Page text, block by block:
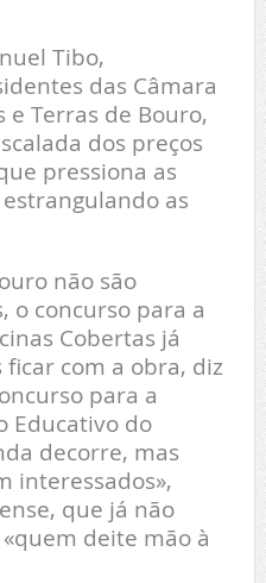
Tibo,
das Câmara
e Terras de Bouro,
dos preços
pressiona as
as
não são
o concurso para a
Cobertas já
com a obra, diz
para a
Educativo do
decorre, mas
interessados»,
que já não
deite mão à